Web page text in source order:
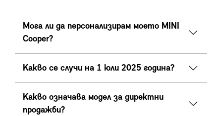
Мога ли да персонализирам моето MINI
Cooper?
Какво се случи на 1 юли 2025 година?
Какво означава модел за директни
продажби?